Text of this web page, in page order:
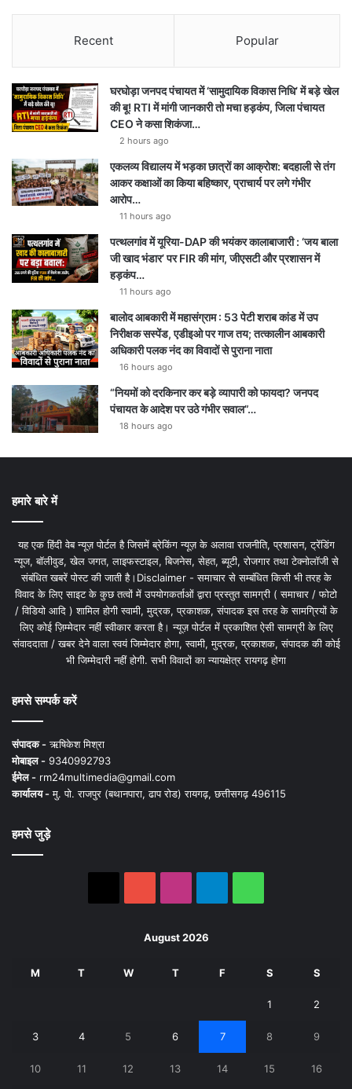
Recent Popular
घरघोड़ा जनपद पंचायत में ‘सामुदायिक विकास निधि’ में बड़े खेल
की बू! RTI में मांगी जानकारी तो मचा हड़कंप, जिला पंचायत
CEO ने कसा शिकंजा…
2 hours ago
एकलव्य विद्यालय में भड़का छात्रों का आक्रोश: बदहाली से तंग
आकर कक्षाओं का किया बहिष्कार, प्राचार्य पर लगे गंभीर
आरोप…
11 hours ago
पत्थलगांव में यूरिया-DAP की भयंकर कालाबाजारी : ‘जय बाला
जी खाद भंडार’ पर FIR की मांग, जीएसटी और प्रशासन में
हड़कंप…
11 hours ago
बालोद आबकारी में महासंग्राम : 53 पेटी शराब कांड में उप
निरीक्षक सस्पेंड, एडीइओ पर गाज तय; तत्कालीन आबकारी
अधिकारी पलक नंद का विवादों से पुराना नाता
16 hours ago
“नियमों को दरकिनार कर बड़े व्यापारी को फायदा? जनपद
पंचायत के आदेश पर उठे गंभीर सवाल”…
18 hours ago
हमारे बारे में
यह एक हिंदी वेब न्यूज़ पोर्टल है जिसमें ब्रेकिंग न्यूज़ के अलावा राजनीति, प्रशासन, ट्रेंडिंग
न्यूज, बॉलीवुड, खेल जगत, लाइफस्टाइल, बिजनेस, सेहत, ब्यूटी, रोजगार तथा टेक्नोलॉजी से
संबंधित खबरें पोस्ट की जाती है।Disclaimer - समाचार से सम्बंधित किसी भी तरह के
विवाद के लिए साइट के कुछ तत्वों में उपयोगकर्ताओं द्वारा प्रस्तुत सामग्री ( समाचार / फोटो
/ विडियो आदि ) शामिल होगी स्वामी, मुद्रक, प्रकाशक, संपादक इस तरह के सामग्रियों के
लिए कोई ज़िम्मेदार नहीं स्वीकार करता है। न्यूज़ पोर्टल में प्रकाशित ऐसी सामग्री के लिए
संवाददाता / खबर देने वाला स्वयं जिम्मेदार होगा, स्वामी, मुद्रक, प्रकाशक, संपादक की कोई
भी जिम्मेदारी नहीं होगी. सभी विवादों का न्यायक्षेत्र रायगढ़ होगा
हमसे सम्पर्क करें
संपादक -ऋषिकेश मिश्रा
मोबाइल - 9340992793
ईमेल - rm24multimedia@gmail.com
कार्यालय -मु. पो. राजपुर (बथानपारा, ढाप रोड) रायगढ़, छत्तीसगढ़ 496115
हमसे जुड़े
August 2026
M T W T F S S
1 2
3 4 5 6 7 8 9
10 11 12 13 14 15 16